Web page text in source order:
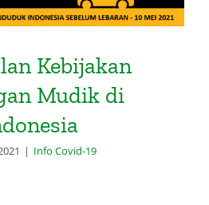
Kebijakan
Mudik di
| Info Covid-19